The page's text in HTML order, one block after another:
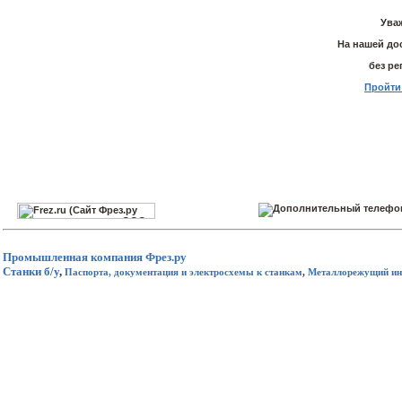
На нашей
без
Промышленная компания Фрез.ру
Станки б/у, Паспорта, документация и электросхемы к станкам, Металлорежущий